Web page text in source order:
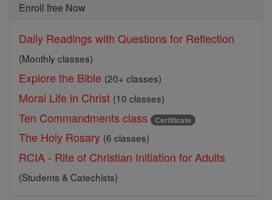
Enroll free Now
Daily Readings with Questions for Reflection
(Monthly classes)
Explore the Bible (20+ classes)
Moral Life in Christ (10 classes)
Ten Commandments class Certificate
The Holy Rosary (6 classes)
RCIA - Rite of Christian Initiation for Adults
(Students & Catechists)